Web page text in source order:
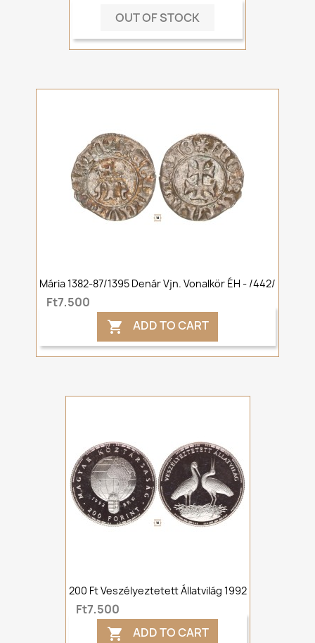
OUT OF STOCK
Mária 1382-87/1395 Denár Vjn. Vonalkör ÉH - /442/
Ft7,500
 ADD TO CART
200 Ft Veszélyeztetett Állatvilág 1992
Ft7,500
 ADD TO CART